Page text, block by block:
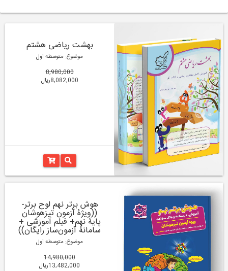
بهشت ریاضی هشتم
موضوع: متوسطه اول
8,980,000
8,082,000ریال
هوش برتر نهم لوح برتر-
((ویژۀ آزمون تیزهوشان
پایۀ نهم+ فیلم آموزشی +
سامانۀ آزمون‌ساز رایگان))
موضوع: متوسطه اول
14,980,000
13,482,000ریال